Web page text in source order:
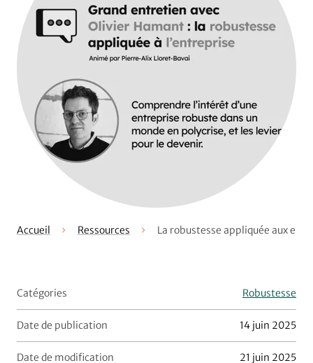
Accueil Ressources La robustesse appliquée aux
Catégories Robustesse
Date de publication 14 juin 2025
Date de modification 21 juin 2025